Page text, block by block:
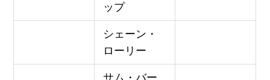
ップ
シェーン・
ローリー
サム・バー